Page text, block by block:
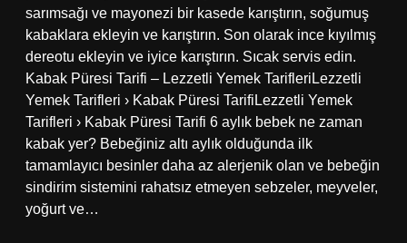
sarımsağı ve mayonezi bir kasede karıştırın, soğumuş
kabaklara ekleyin ve karıştırın. Son olarak ince kıyılmış
dereotu ekleyin ve iyice karıştırın. Sıcak servis edin.
Kabak Püresi Tarifi – Lezzetli Yemek TarifleriLezzetli
Yemek Tarifleri › Kabak Püresi TarifiLezzetli Yemek
Tarifleri › Kabak Püresi Tarifi 6 aylık bebek ne zaman
kabak yer? Bebeğiniz altı aylık olduğunda ilk
tamamlayıcı besinler daha az alerjenik olan ve bebeğin
sindirim sistemini rahatsız etmeyen sebzeler, meyveler,
yoğurt ve…